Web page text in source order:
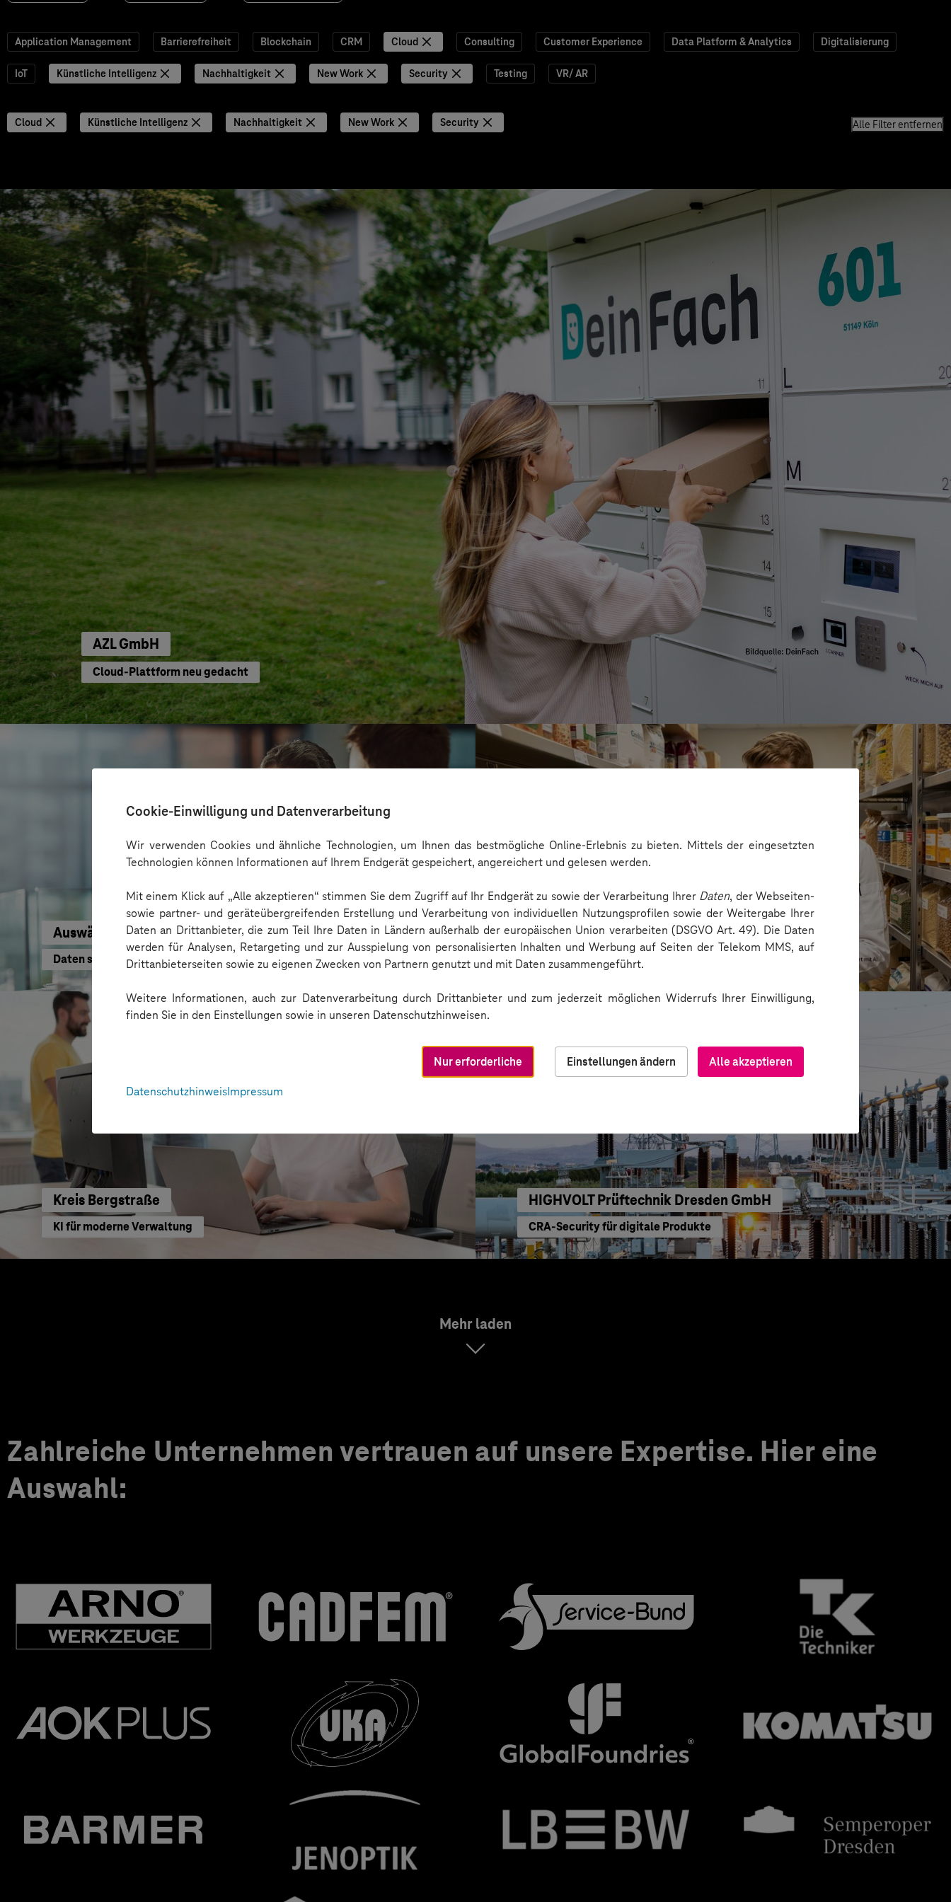
Cookie-Einwilligung und Datenverarbeitung
Wir verwenden Cookies und ähnliche Technologien, um Ihnen das bestmögliche Online-Erlebnis zu bieten. Mittels der eingesetzten
Technologien können Informationen auf Ihrem Endgerät gespeichert, angereichert und gelesen werden.
Mit einem Klick auf „Alle akzeptieren“ stimmen Sie dem Zugriff auf Ihr Endgerät zu sowie der Verarbeitung Ihrer Daten, der Webseiten-
sowie partner- und geräteübergreifenden Erstellung und Verarbeitung von individuellen Nutzungsprofilen sowie der Weitergabe Ihrer
Daten an Drittanbieter, die zum Teil Ihre Daten in Ländern außerhalb der europäischen Union verarbeiten (DSGVO Art. 49). Die Daten
werden für Analysen, Retargeting und zur Ausspielung von personalisierten Inhalten und Werbung auf Seiten der Telekom MMS, auf
Drittanbieterseiten sowie zu eigenen Zwecken von Partnern genutzt und mit Daten zusammengeführt.
Weitere Informationen, auch zur Datenverarbeitung durch Drittanbieter und zum jederzeit möglichen Widerrufs Ihrer Einwilligung,
finden Sie in den Einstellungen sowie in unseren Datenschutzhinweisen.
Alle akzeptieren
Nur erforderliche
Einstellungen ändern
DatenschutzhinweisImpressum
Application Management Barrierefreiheit Blockchain CRM Cloud Consulting Customer Experience Data Platform & Analytics Digitalisierung
IoT Künstliche Intelligenz Nachhaltigkeit New Work Security Testing VR/ AR
Cloud Künstliche Intelligenz Nachhaltigkeit New Work Security Alle Filter entfernen
AZL GmbH
Cloud-Plattform neu gedacht
Auswärtiges Amt
Daten schneller nutzen
Service-Bund
Einkaufen mit KI neu gedacht
Kreis Bergstraße
KI für moderne Verwaltung
HIGHVOLT Prüftechnik Dresden GmbH
CRA-Security für digitale Produkte
Mehr laden
Zahlreiche Unternehmen vertrauen auf unsere Expertise. Hier eine
Auswahl: